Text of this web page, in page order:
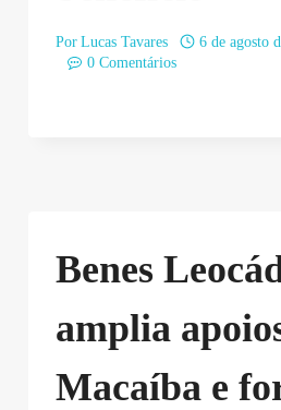
Por Lucas Tavares
6 de agosto
0 Comentários
Benes
amplia
Macaíba e